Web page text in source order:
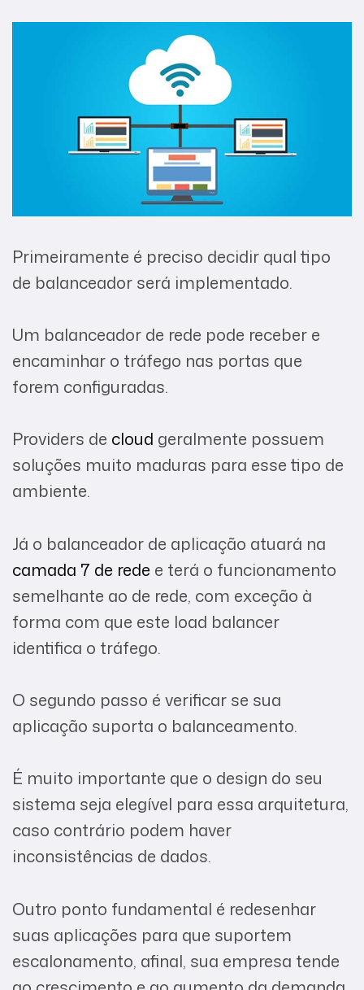
Primeiramente é preciso decidir qual tipo
de balanceador será implementado.
Um balanceador de rede pode receber e
encaminhar o tráfego nas portas que
forem configuradas.
Providers de cloud geralmente possuem
soluções muito maduras para esse tipo de
ambiente.
Já o balanceador de aplicação atuará na
camada 7 de rede e terá o funcionamento
semelhante ao de rede, com exceção à
forma com que este load balancer
identifica o tráfego.
O segundo passo é verificar se sua
aplicação suporta o balanceamento.
É muito importante que o design do seu
sistema seja elegível para essa arquitetura,
caso contrário podem haver
inconsistências de dados.
Outro ponto fundamental é redesenhar
suas aplicações para que suportem
escalonamento, afinal, sua empresa tende